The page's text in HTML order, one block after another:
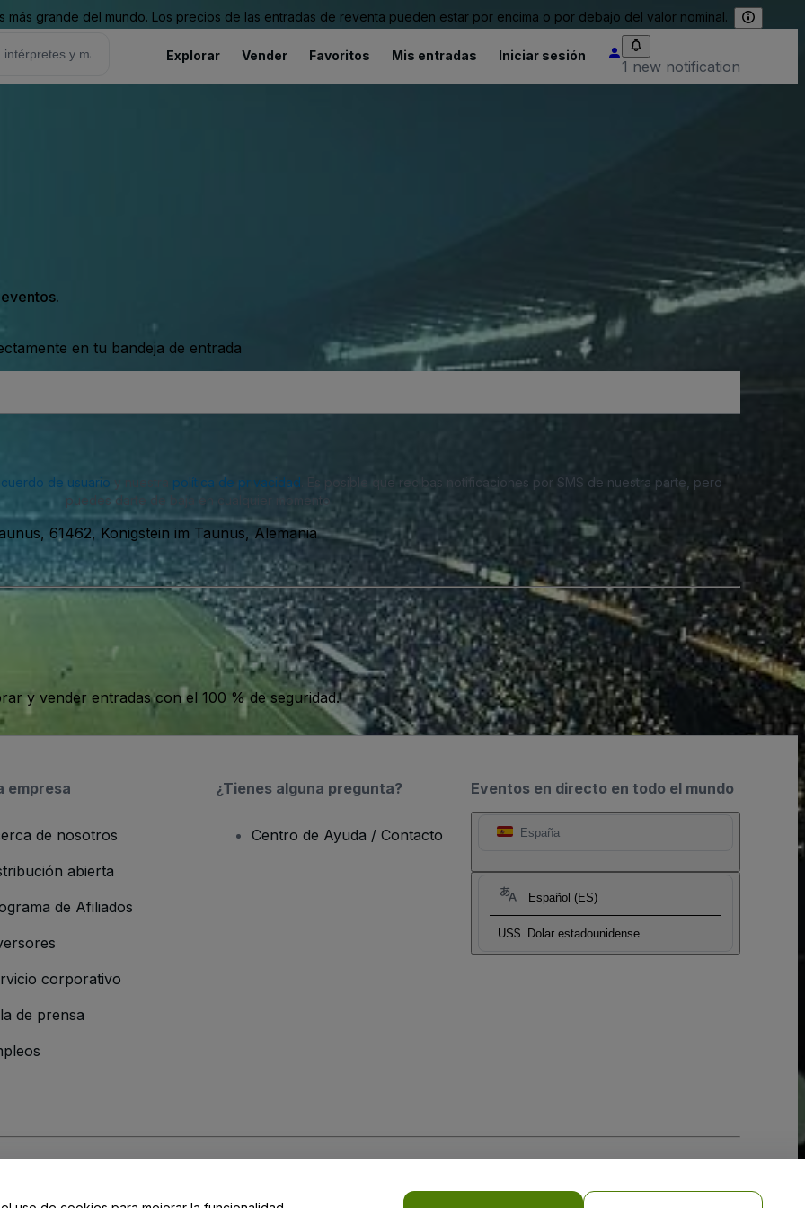
grande del mundo. Los precios de las entradas de reventa pueden estar por encima o por debajo del valor nominal.
Explorar Vender Favoritos Mis entradas Iniciar sesión
1 new notification
en tu bandeja de entrada
de usuario política de privacidad
. Es posible que recibas notificaciones por SMS de nuestra parte, pero
puedes darte de baja en cualquier momento.
61462, Konigstein im Taunus, Alemania
y vender entradas con el 100 % de seguridad.
Eventos en directo en todo el mundo
España
Español (ES)
US$ Dolar estadounidense
empresa
de nosotros
abierta
de Afiliados
corporativo
de prensa
¿Tienes alguna pregunta?
Centro de Ayuda / Contacto
y de laPolítica de Privacidad para Móviles